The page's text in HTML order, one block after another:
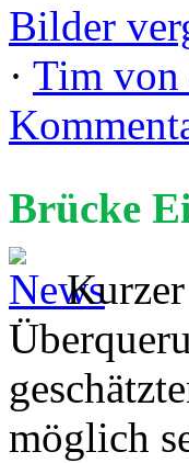
Bilder
· Tim von
Brücke
möglich